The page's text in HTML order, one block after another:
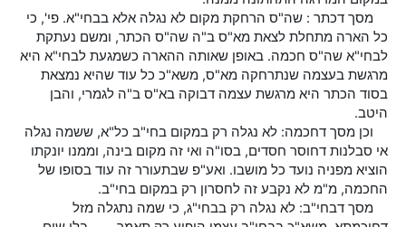
מסך דכתר : שה"ס הרחקת מקום לא נגלה אלא בבחי"א. פי', כי
כל הארה מתחלת לצאת מא"ס ב"ה שה"ס הכתר, ומשם נעתקת
לבחי"א שה"ס חכמה. באופן שאותה ההארה כשמגעת לבחי"א היא
מרגשת בעצמה שנתרחקה מא"ס, משא"כ כל עוד שהיא נמצאת
בסוד הכתר היא מרגשת עצמה דבוקה בא"ס ב"ה לגמרי, והבן
היטב.
וכן מסך דחכמה: לא נגלה רק במקום בחי"ב כל"א, ששמה נגלה
אי סבלנות דחוסר חסדים, בסו"ה ואי זה מקום בינה, וממנו יונקתו
הוציא מפניה נועד כל מושבו. ואע"פ שבתעורר זה עוד בסופו של
החכמה, מ"מ לא נקבע זה לחסרון רק במקום בחי"ב.
מסך דבחי"ב: לא נגלה רק בבחי"ג, כי שמה נתגלה מזל